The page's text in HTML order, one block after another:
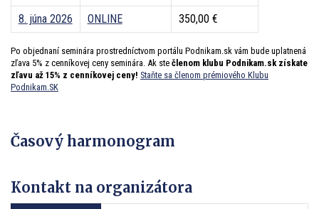
8. júna 2026
ONLINE 350,00 €
Po objednaní seminára prostredníctvom portálu Podnikam.sk vám bude uplatnená
zľava 5% z cenníkovej ceny seminára. Ak ste členom klubu Podnikam.sk získate
zľavu až 15% z cenníkovej ceny! Staňte sa členom prémiového Klubu
Podnikam.SK
Časový harmonogram
Kontakt na organizátora